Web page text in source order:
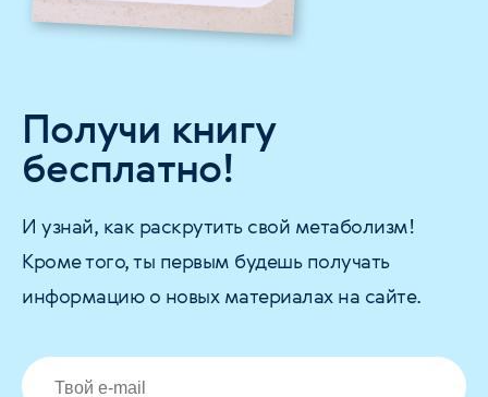
Получи книгу
бесплатно!
И узнай, как раскрутить свой метаболизм!
Кроме того, ты первым будешь получать
информацию о новых материалах на сайте.